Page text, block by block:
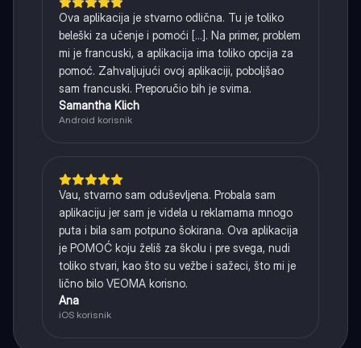
Ova aplikacija je stvarno odlična. Tu je toliko
beleški za učenje i pomoći [...]. Na primer, problem
mi je francuski, a aplikacija ima toliko opcija za
pomoć. Zahvaljujući ovoj aplikaciji, poboljšao
sam francuski. Preporučio bih je svima.
Samantha Klich
Android korisnik
Vau, stvarno sam oduševljena. Probala sam
aplikaciju jer sam je videla u reklamama mnogo
puta i bila sam potpuno šokirana. Ova aplikacija
je POMOĆ koju želiš za školu i pre svega, nudi
toliko stvari, kao što su vežbe i sažeci, što mi je
lično bilo VEOMA korisno.
Ana
iOS korisnik